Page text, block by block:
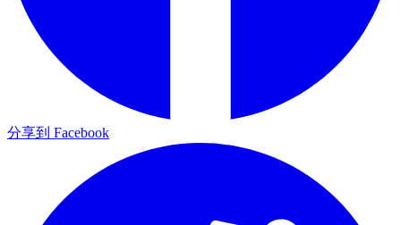
分享到 Facebook